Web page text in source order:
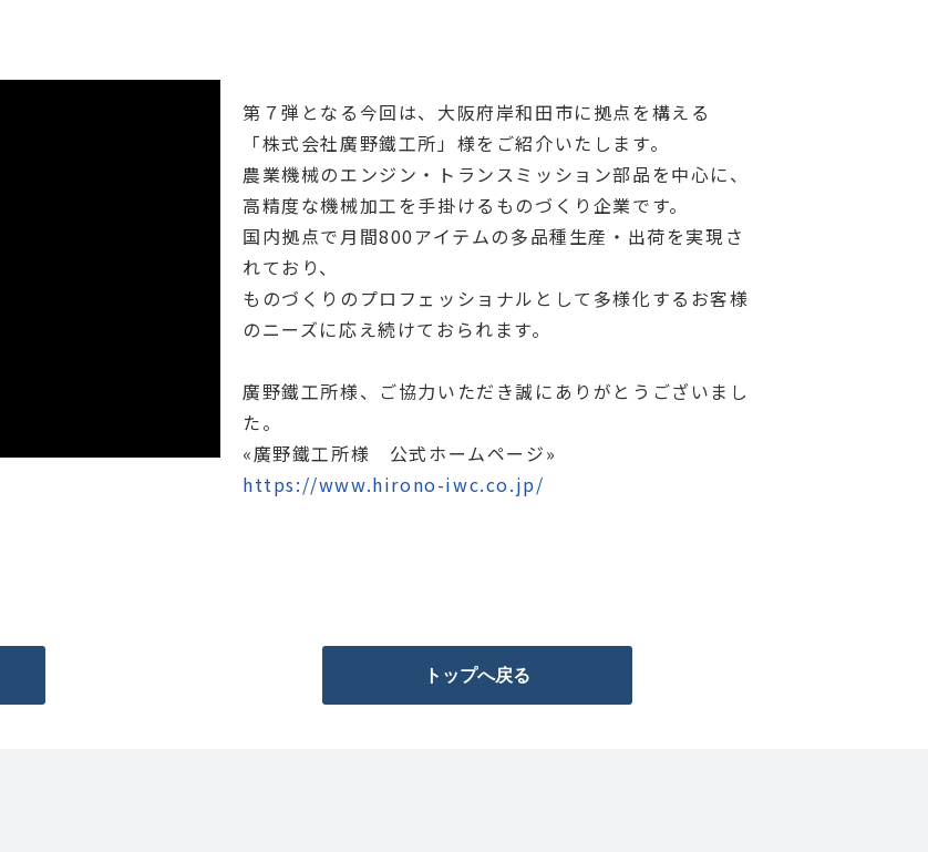
第７弾となる今回は、大阪府岸和田市に拠点を構える
「株式会社廣野鐵工所」様をご紹介いたします。
農業機械のエンジン・トランスミッション部品を中心に、
高精度な機械加工を手掛けるものづくり企業です。
国内拠点で月間800アイテムの多品種生産・出荷を実現さ
れており、
ものづくりのプロフェッショナルとして多様化するお客様
のニーズに応え続けておられます。
廣野鐵工所様、ご協力いただき誠にありがとうございまし
た。
«廣野鐵工所様 公式ホームページ»
https://www.hirono-iwc.co.jp/
トップへ戻る